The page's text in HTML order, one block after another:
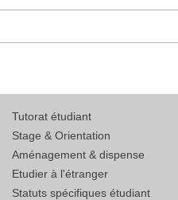
Tutorat étudiant
Stage & Orientation
Aménagement & dispense
Etudier à l'étranger
Statuts spécifiques étudiant